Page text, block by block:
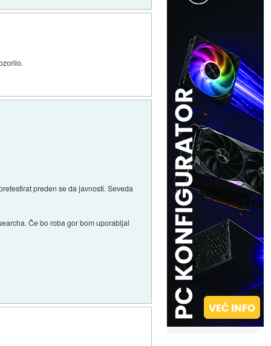
preden se da javnosti. Seveda
Če bo roba gor bom uporabljal